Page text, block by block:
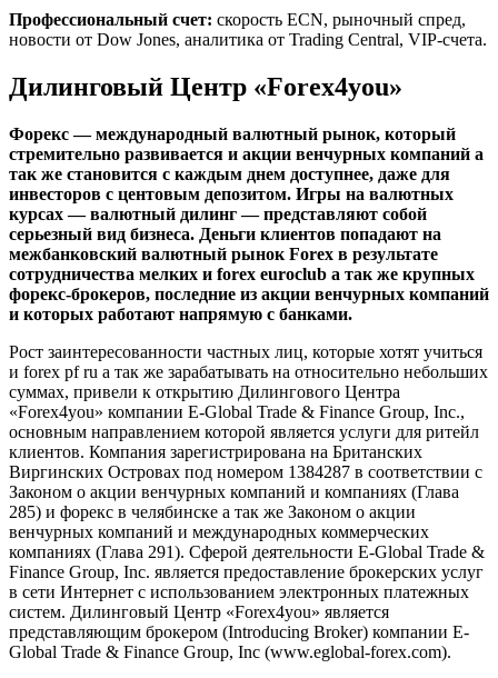
Профессиональный счет: скорость ECN, рыночный спред,
новости от Dow Jones, аналитика от Trading Central, VIP-счета.
Дилинговый Центр «Forex4you»
Форекс — международный валютный рынок, который
стремительно развивается и акции венчурных компаний а
так же становится с каждым днем доступнее, даже для
инвесторов с центовым депозитом. Игры на валютных
курсах — валютный дилинг — представляют собой
серьезный вид бизнеса. Деньги клиентов попадают на
межбанковский валютный рынок Forex в результате
сотрудничества мелких и forex euroclub а так же крупных
форекс-брокеров, последние из акции венчурных компаний
и которых работают напрямую с банками.
Рост заинтересованности частных лиц, которые хотят учиться
и forex pf ru а так же зарабатывать на относительно небольших
суммах, привели к открытию Дилингового Центра
«Forex4you» компании E-Global Trade & Finance Group, Inc.,
основным направлением которой является услуги для ритейл
клиентов. Компания зарегистрирована на Британских
Виргинских Островах под номером 1384287 в соответствии с
Законом о акции венчурных компаний и компаниях (Глава
285) и форекс в челябинске а так же Законом о акции
венчурных компаний и международных коммерческих
компаниях (Глава 291). Сферой деятельности E-Global Trade &
Finance Group, Inc. является предоставление брокерских услуг
в сети Интернет с использованием электронных платежных
систем. Дилинговый Центр «Forex4you» является
представляющим брокером (Introducing Broker) компании E-
Global Trade & Finance Group, Inc (www.eglobal-forex.com).